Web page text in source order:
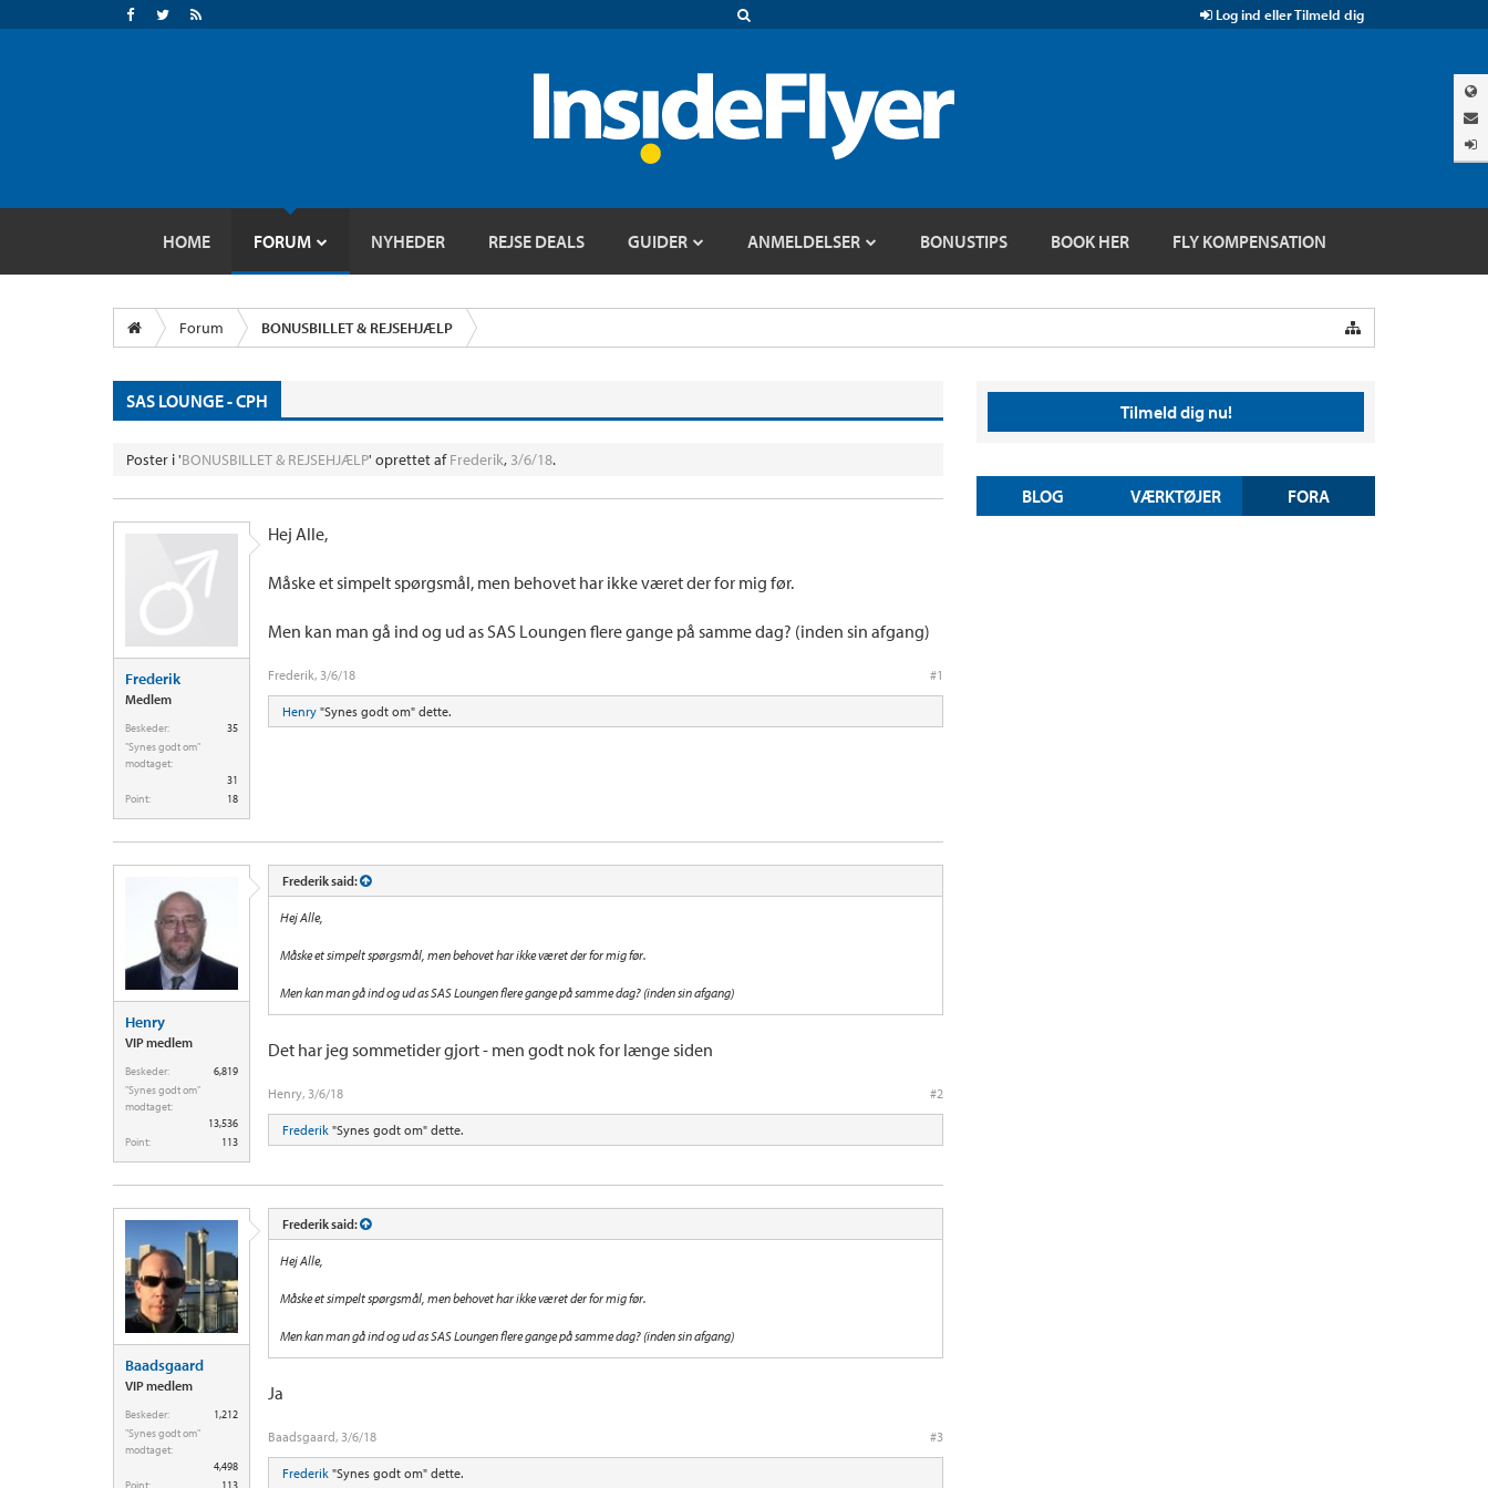
Log ind eller Tilmeld dig
HOME FORUM NYHEDER REJSE DEALS GUIDER ANMELDELSER BONUSTIPS BOOK HER FLY KOMPENSATION
Forum BONUSBILLET & REJSEHJÆLP
SAS LOUNGE - CPH
Poster i 'BONUSBILLET & REJSEHJÆLP' oprettet afFrederik, 3/6/18.
Frederik
Medlem
Beskeder:
35
"Synes godt om"
modtaget:
31
Point:
18
Hej Alle,
Måske et simpelt spørgsmål, men behovet har ikke været der for mig før.
Men kan man gå ind og ud as SAS Loungen flere gange på samme dag? (inden sin afgang)
Frederik, 3/6/18 #1
Henry "Synes godt om" dette.
Henry
VIP medlem
Beskeder:
6,819
"Synes godt om"
modtaget:
13,536
Point:
113
Frederik said:
Hej Alle,
Måske et simpelt spørgsmål, men behovet har ikke været der for mig før.
Men kan man gå ind og ud as SAS Loungen flere gange på samme dag? (inden sin afgang)
Det har jeg sommetider gjort - men godt nok for længe siden
Henry, 3/6/18 #2
Frederik "Synes godt om" dette.
Baadsgaard
VIP medlem
Beskeder:
1,212
"Synes godt om"
modtaget:
4,498
Frederik said:
Hej Alle,
Måske et simpelt spørgsmål, men behovet har ikke været der for mig før.
Men kan man gå ind og ud as SAS Loungen flere gange på samme dag? (inden sin afgang)
Ja
Baadsgaard, 3/6/18 #3
Frederik "Synes godt om" dette.
Tilmeld dig nu!
BLOG VÆRKTØJER FORA